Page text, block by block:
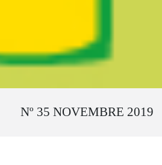
Nº 35 NOVEMBRE 2019